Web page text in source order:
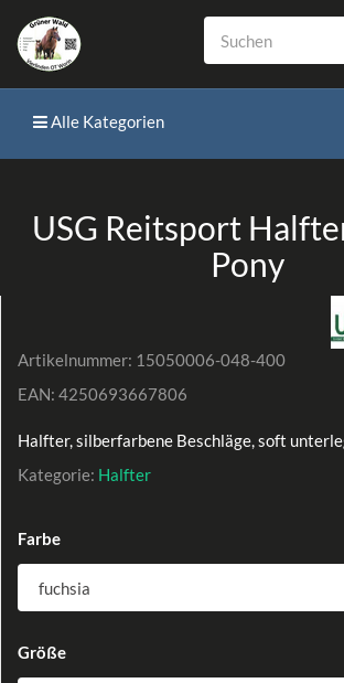
Alle Kategorien
USG Reitsport
Pony
Artikelnummer: 15050006-048-400
EAN: 4250693667806
Halfter, silberfarbene Beschläge, soft
Kategorie: Halfter
Farbe
Größe